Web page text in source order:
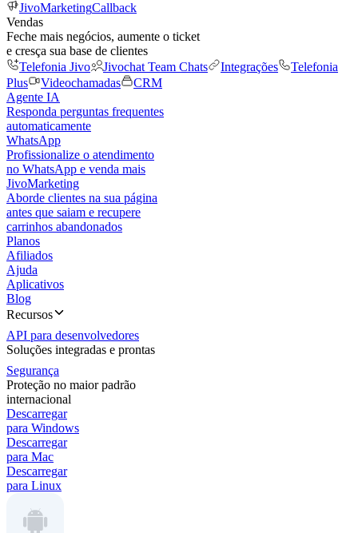
JivoMarketingCallback
Vendas
Feche mais negócios, aumente o ticket
e cresça sua base de clientes
Telefonia Jivo
Jivochat Team Chats Integrações
Telefonia
Plus
Videochamadas
CRM
Agente IA
Responda perguntas frequentes
automaticamente
WhatsApp
Profissionalize o atendimento
no WhatsApp e venda mais
JivoMarketing
Aborde clientes na sua página
antes que saiam e recupere
carrinhos abandonados
Planos
Afiliados
Ajuda
Aplicativos
Blog
Recursos
API para desenvolvedores
Soluções integradas e prontas
Segurança
Proteção no maior padrão
internacional
Descarregar
para Windows
Descarregar
para Mac
Descarregar
para Linux